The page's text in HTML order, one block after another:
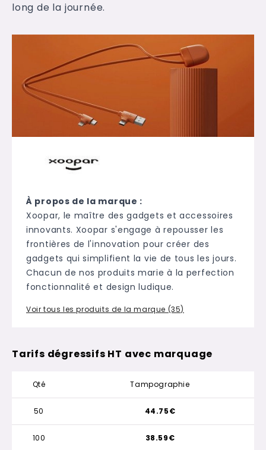
long de la journée.
À propos de la marque :
Xoopar, le maître des gadgets et accessoires
innovants. Xoopar s'engage à repousser les
frontières de l'innovation pour créer des
gadgets qui simplifient la vie de tous les jours.
Chacun de nos produits marie à la perfection
fonctionnalité et design ludique.
Voir tous les produits de la marque (35)
Tarifs dégressifs HT avec marquage
Qté Tampographie
50
100
44.75€
38.59€